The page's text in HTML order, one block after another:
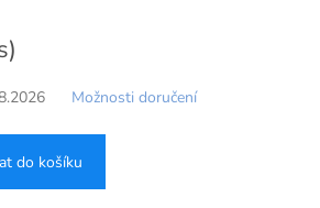
Možnosti doručení
do košíku